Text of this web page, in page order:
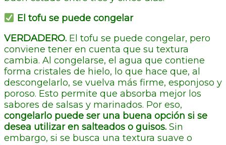
El tofu se puede congelar
VERDADERO. El tofu se puede congelar, pero
conviene tener en cuenta que su textura
cambia. Al congelarse, el agua que contiene
forma cristales de hielo, lo que hace que, al
descongelarlo, se vuelva más firme, esponjoso y
poroso. Esto permite que absorba mejor los
sabores de salsas y marinados. Por eso,
congelarlo puede ser una buena opción si se
desea utilizar en salteados o guisos. Sin
embargo, si se busca una textura suave o